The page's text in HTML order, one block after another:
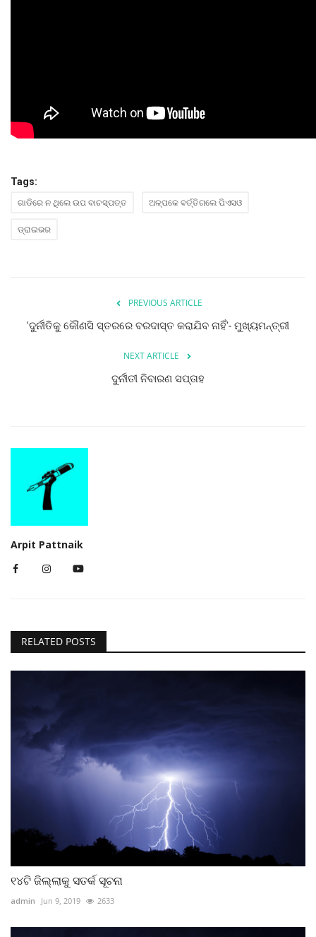
Language
English ଓଡିଆ Hindi
Tags:
ଗାଡିରେ ନ ଥିଲେ ଉପ ବାଚସ୍ପତ୍ତ ଅଳ୍ପକେ ବର୍ତ୍ତିଗଲେ ପିଏସଓ
ଡ୍ରାଇଭର
PREVIOUS ARTICLE
'ଦୁର୍ନୀତିକୁ କୌଣସି ସ୍ତରରେ ବରଦାସ୍ତ କରାଯିବ ନାହିଁ'- ମୁଖ୍ୟମନ୍ତ୍ରୀ
NEXT ARTICLE
ଦୁର୍ନୀତୀ ନିବାରଣ ସପ୍ତାହ
Arpit Pattnaik
RELATED POSTS
୧୪ଟି ଜିଲ୍ଲାକୁ ସତର୍କ ସୂଚନା
admin Jun 9, 2019 2633